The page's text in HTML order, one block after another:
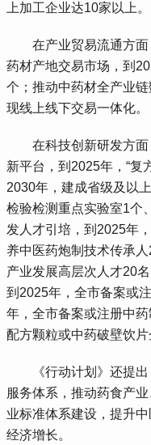
上加工企业达10家以上。
在产业贸易流通方面
药材产地交易市场，到
个；推动中药材全产业
现线上线下交易一体化。
在科技创新研发方面
新平台，到2025年，“复
2030年，建成省级及以
检验检测重点实验室1个
发人才引培，到2025年
养中医药炮制技术传承
产业发展高层次人才20
到2025年，全市备案或
年，全市备案或注册中
配方颗粒或中药破壁饮片
《行动计划》还提出
服务体系，推动药食产
业标准体系建设，提升
经济增长。